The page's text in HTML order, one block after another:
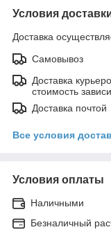
Условия
Доставка
Самовывоз
Доставка
стоимость
Доставка почтой
Все условия
Условия оплаты
Наличными
Безналичный